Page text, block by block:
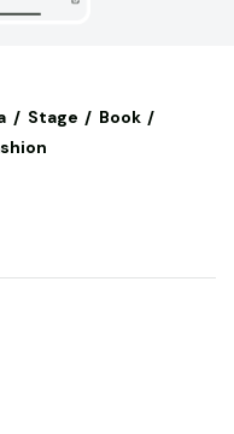
Stage
Book